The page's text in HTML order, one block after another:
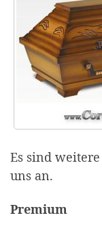
Es sind
uns an.
Premium